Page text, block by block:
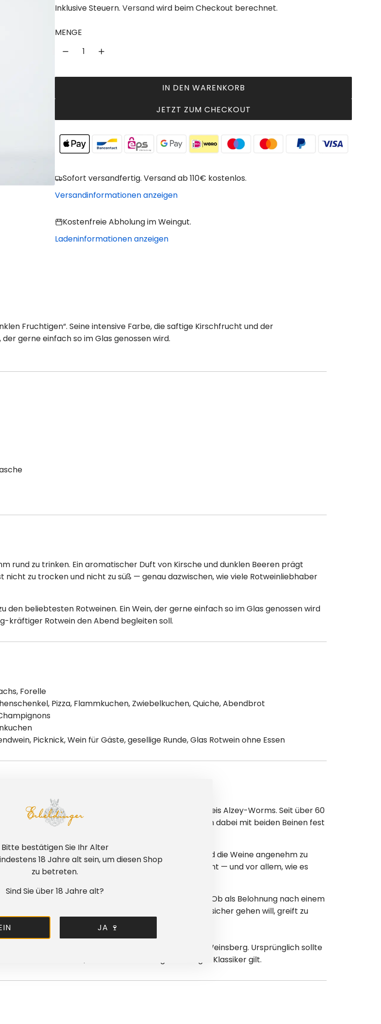
e
ä
e
i
Inklusive Steuern. Versandwird beim Checkout berechnet.
MENGE
IN DEN WARENKORB
L
A
N
.
.
JETZT ZUM CHECKOUT
Sofort versandfertig. Versand ab 110€ kostenlos.
Versandinformationen anzeigen
Kostenfreie Abholung im Weingut.
Ladeninformationen anzeigen
Fruchtigen“. Seine intensive Farbe, die saftige Kirschfrucht und der
gerne einfach so im Glas genossen wird.
rund zu trinken. Ein aromatischer Duft von Kirsche und dunklen Beeren prägt
nicht zu trocken und nicht zu süß — genau dazwischen, wie viele Rotweinliebhaber
den beliebtesten Rotweinen. Ein Wein, der gerne einfach so im Glas genossen wird
kräftiger Rotwein den Abend begleiten soll.
Forelle
Pizza, Flammkuchen, Zwiebelkuchen, Quiche, Abendbrot
Picknick, Wein für Gäste, gesellige Runde, Glas Rotwein ohne Essen
zwischen Mainz, Bingen und Worms im Landkreis Alzey-Worms. Seit über 60
und arbeiten heute biologisch — wir stehen dabei mit beiden Beinen fest
dass die Säure in unseren Weinen moderat bleibt und die Weine angenehm zu
und probieren, wissen wir genau, was ins Glas kommt — und vor allem, wie es
Verantwortung und Freude am eigenen Produkt. Ob als Belohnung nach einem
Wein soll zuverlässig Freude machen. Wer sicher gehen will, greift zu
benannt, dem Gründer der Weinbauschule Weinsberg. Ursprünglich sollte
selbst so beliebt, dass er heute als eigenständiger Klassiker gilt.
Bitte bestätigen Sie Ihr Alter
18 Jahre alt sein, um diesen Shop
zu betreten.
Sind Sie über 18 Jahre alt?
JA 🍷